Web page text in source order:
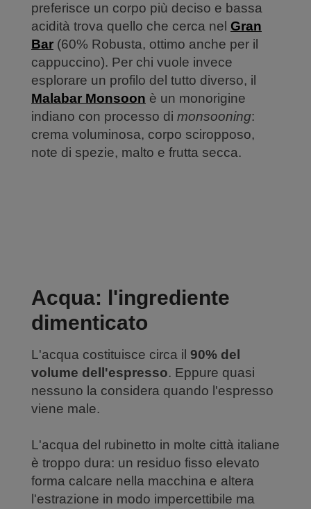
preferisce un corpo più deciso e bassa
acidità trova quello che cerca nel Gran
Bar (60% Robusta, ottimo anche per il
cappuccino). Per chi vuole invece
esplorare un profilo del tutto diverso, il
Malabar Monsoon è un monorigine
indiano con processo di monsooning:
crema voluminosa, corpo sciropposo,
note di spezie, malto e frutta secca.
Acqua: l'ingrediente
dimenticato
L'acqua costituisce circa il 90% del
volume dell'espresso. Eppure quasi
nessuno la considera quando l'espresso
viene male.
L'acqua del rubinetto in molte città italiane
è troppo dura: un residuo fisso elevato
forma calcare nella macchina e altera
l'estrazione in modo impercettibile ma